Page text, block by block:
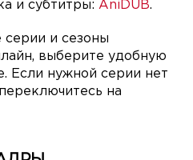
и субтитры: AniDUB.
серии и сезоны
выберите удобную
Если нужной серии нет
на